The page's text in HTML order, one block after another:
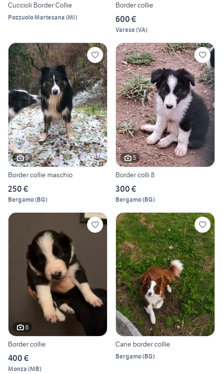
Cuccioli Border Collie
Pozzuolo Martesana (MI)
Border collie
600 €
Varese(VA)
5
Border collie maschio
250 €
Bergamo(BG)
5
Border colli 8
300 €
Bergamo(BG)
6
Border collie
400 €
Monza (MB)
Cane border collie
Bergamo(BG)